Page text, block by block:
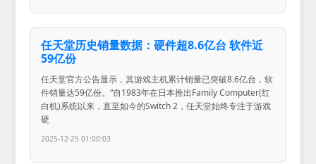
任天堂历史销量数据：硬件超8.6亿台 软件近
59亿份
任天堂官方公告显示，其游戏主机累计销量已突破8.6亿台，软
件销量达59亿份。“自1983年在日本推出Family Computer(红
白机)系统以来，直至如今的Switch 2，任天堂始终专注于游戏
硬
2025-12-25 01:00:03